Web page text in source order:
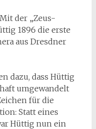
der „Zeus-
1896 die erste
aus Dresdner
dazu, dass Hüttig
umgewandelt
für die
Statt eines
Hüttig nun ein